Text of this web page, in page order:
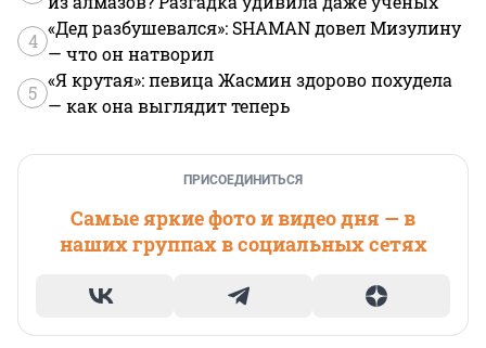
4
«Дед разбушевался»: SHAMAN довел Мизулину
— что он натворил
5
«Я крутая»: певица Жасмин здорово похудела
— как она выглядит теперь
ПРИСОЕДИНИТЬСЯ
Самые яркие фото и видео дня — в
наших группах в социальных сетях